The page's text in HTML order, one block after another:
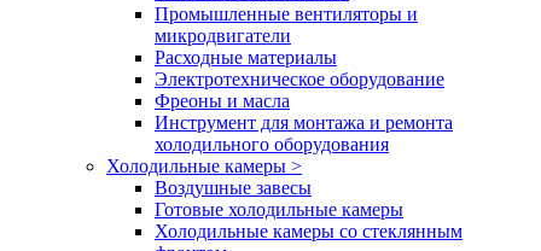
Промышленные вентиляторы и
микродвигатели
Расходные материалы
Электротехническое оборудование
Фреоны и масла
Инструмент для монтажа и ремонта
холодильного оборудования
Холодильные камеры >
Воздушные завесы
Готовые холодильные камеры
Холодильные камеры со стеклянным